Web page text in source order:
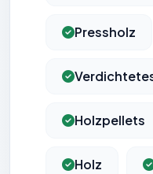
Pressholz
Holzpellets
Holz